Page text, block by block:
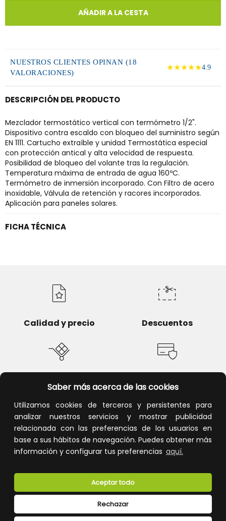
Saber más acerca de las cookies
Utilizamos cookies de terceros y persistentes para
analizar nuestros servicios y mostrar publicidad
relacionada con las preferencias de los usuarios en
base a sus hábitos de navegación. Puedes obtener más
información y configurar tus preferencias aquí.
Rechazar
Aceptar todo
AÑADIR A LA CESTA
NUESTROS CLIENTES OPINAN (18
VALORACIONES)
★★★★★4.9
DESCRIPCIÓN DEL PRODUCTO
Mezclador termostático vertical con termómetro 1/2".
Dispositivo contra escaldo con bloqueo del suministro según
EN 1111. Cartucho extraíble y unidad Termostática especial
con protección antical y alta velocidad de respuesta.
Posibilidad de bloqueo del volante tras la regulación.
Temperatura máxima de entrada de agua 160ºC.
Termómetro de inmersión incorporado. Con Filtro de acero
inoxidable, Válvula de retención y racores incorporados.
Aplicación para paneles solares.
FICHA TÉCNICA
Calidad y precio Descuentos
Devoluciones Pago seguro
Atención al cliente